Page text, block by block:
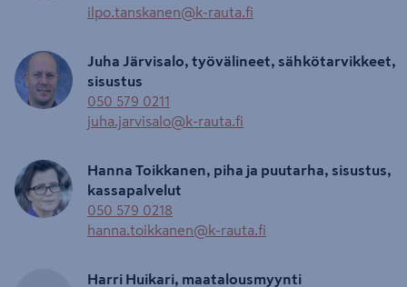
ilpo.tanskanen@k-rauta.fi
Juha Järvisalo, työvälineet, sähkötarvikkeet,
sisustus
050 579 0211
juha.jarvisalo@k-rauta.fi
Hanna Toikkanen, piha ja puutarha, sisustus,
kassapalvelut
050 579 0218
hanna.toikkanen@k-rauta.fi
Harri Huikari, maatalousmyynti